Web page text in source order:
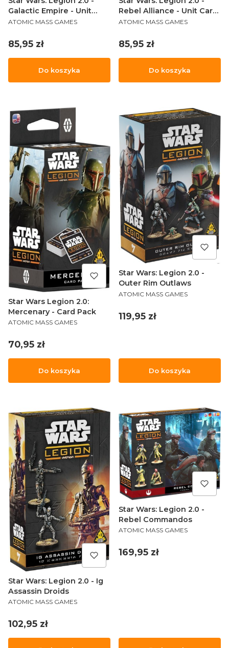
Galactic Empire - Unit
Card Pack
PRODUCENT
ATOMIC MASS GAMES
Cena
85,95 zł
Do koszyka
Rebel Alliance - Unit Card
Pack
PRODUCENT
ATOMIC MASS GAMES
Cena
85,95 zł
Do koszyka
Star Wars Legion 2.0:
Mercenary - Card Pack
PRODUCENT
ATOMIC MASS GAMES
Cena
70,95 zł
Do koszyka
Star Wars: Legion 2.0 -
Outer Rim Outlaws
PRODUCENT
ATOMIC MASS GAMES
Cena
119,95 zł
Do koszyka
Star Wars: Legion 2.0 - Ig
Assassin Droids
PRODUCENT
ATOMIC MASS GAMES
Cena
102,95 zł
Star Wars: Legion 2.0 -
Rebel Commandos
PRODUCENT
ATOMIC MASS GAMES
Cena
169,95 zł